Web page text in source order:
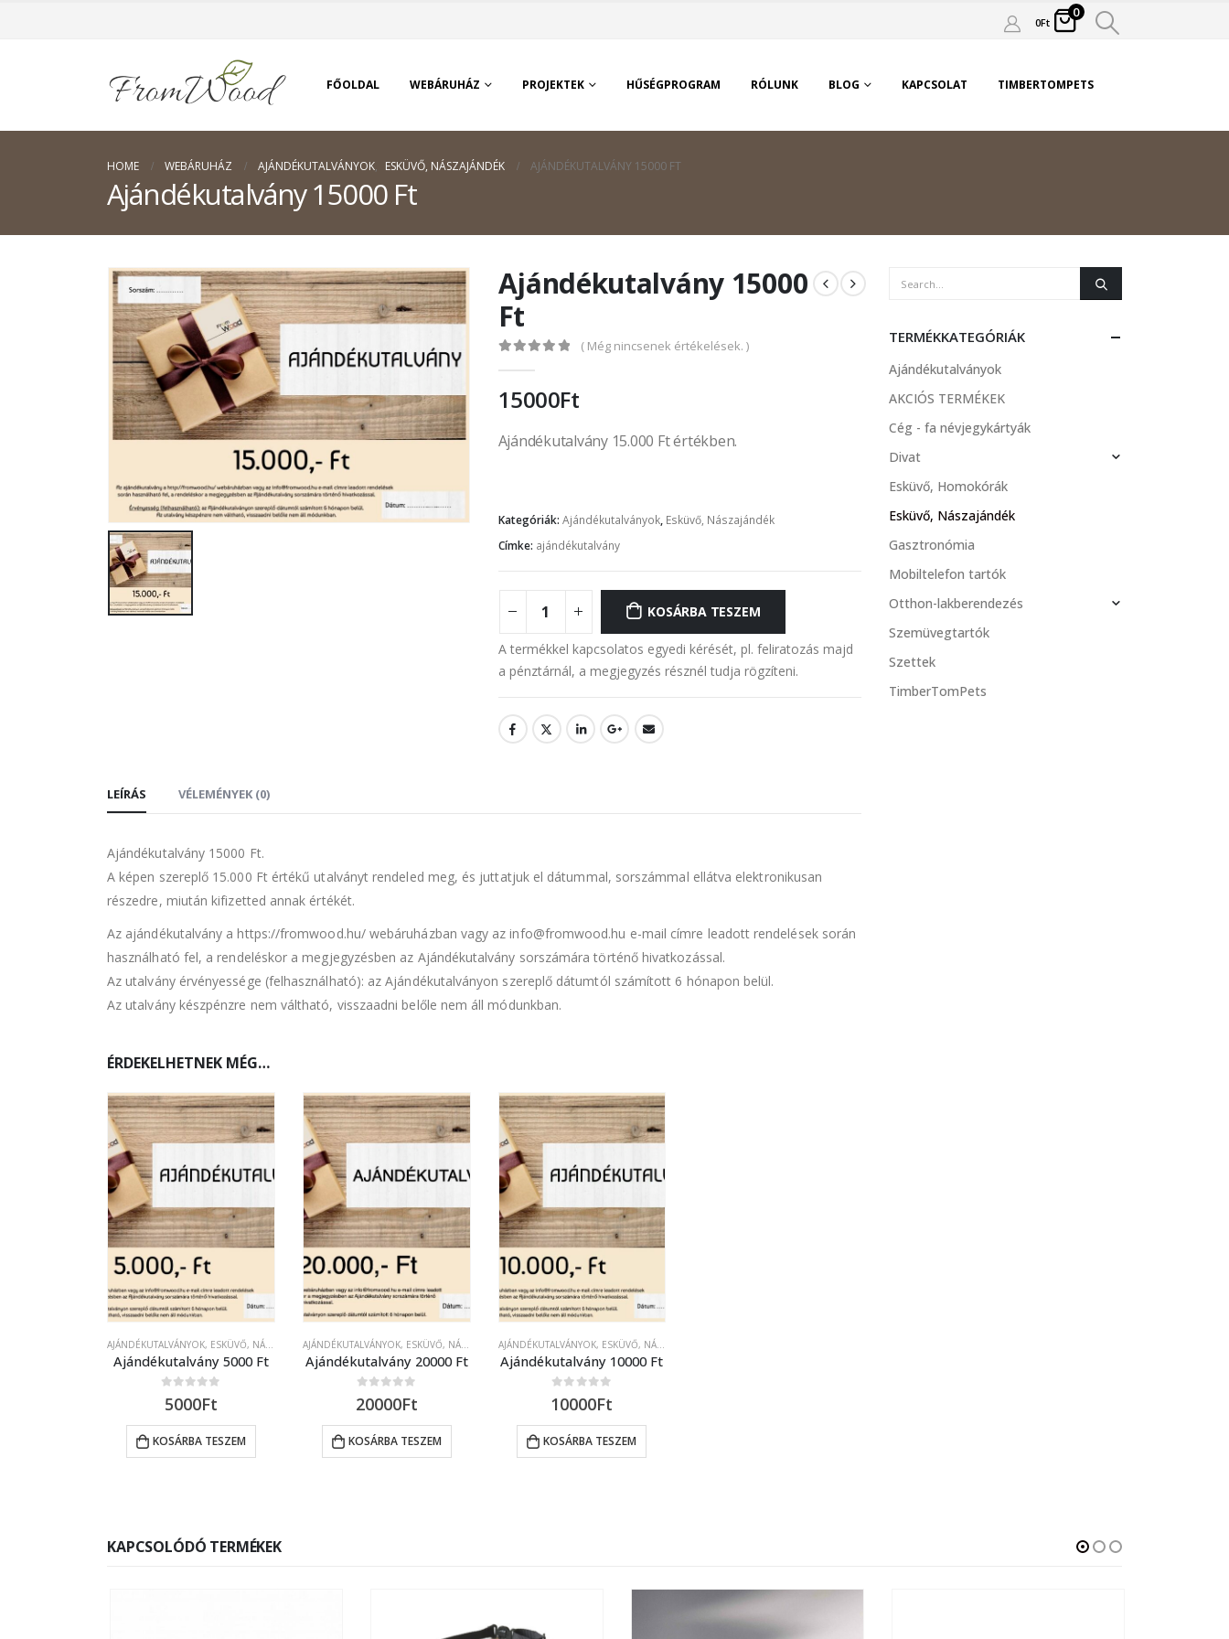
0Ft
0
FŐOLDAL WEBÁRUHÁZ PROJEKTEK HŰSÉGPROGRAM RÓLUNK BLOG KAPCSOLAT TIMBERTOMPETS
HOME WEBÁRUHÁZ AJÁNDÉKUTALVÁNYOK, ESKÜVŐ, NÁSZAJÁNDÉK AJÁNDÉKUTALVÁNY 15000 FT
Ajándékutalvány 15000 Ft
Ajándékutalvány 15000
Ft
( Még nincsenek értékelések. )
15000Ft
Ajándékutalvány 15.000 Ft értékben.
Kategóriák: Ajándékutalványok, Esküvő, Nászajándék
Címke: ajándékutalvány
KOSÁRBA TESZEM
A termékkel kapcsolatos egyedi kérését, pl. feliratozás majd
a pénztárnál, a megjegyzés résznél tudja rögzíteni.
LEÍRÁS VÉLEMÉNYEK (0)
Ajándékutalvány 15000 Ft.
A képen szereplő 15.000 Ft értékű utalványt rendeled meg, és juttatjuk el dátummal, sorszámmal ellátva elektronikusan
részedre, miután kifizetted annak értékét.
Az ajándékutalvány a https://fromwood.hu/ webáruházban vagy az info@fromwood.hu e-mail címre leadott rendelések során
használható fel, a rendeléskor a megjegyzésben az Ajándékutalvány sorszámára történő hivatkozással.
Az utalvány érvényessége (felhasználható): az Ajándékutalványon szereplő dátumtól számított 6 hónapon belül.
Az utalvány készpénzre nem váltható, visszaadni belőle nem áll módunkban.
ÉRDEKELHETNEK MÉG…
AJÁNDÉKUTALVÁNYOK, ESKÜVŐ, NÁSZAJÁNDÉK
Ajándékutalvány 5000 Ft
0out of 5
5000Ft
KOSÁRBA TESZEM
AJÁNDÉKUTALVÁNYOK, ESKÜVŐ, NÁSZAJÁNDÉK
Ajándékutalvány 20000 Ft
0out of 5
20000Ft
KOSÁRBA TESZEM
AJÁNDÉKUTALVÁNYOK, ESKÜVŐ, NÁSZAJÁNDÉK
Ajándékutalvány 10000 Ft
0 out of 5
10000Ft
KOSÁRBA TESZEM
TERMÉKKATEGÓRIÁK
Ajándékutalványok
AKCIÓS TERMÉKEK
Cég - fa névjegykártyák
Divat
Esküvő, Homokórák
Esküvő, Nászajándék
Gasztronómia
Mobiltelefon tartók
Otthon-lakberendezés
Szemüvegtartók
Szettek
TimberTomPets
KAPCSOLÓDÓ TERMÉKEK